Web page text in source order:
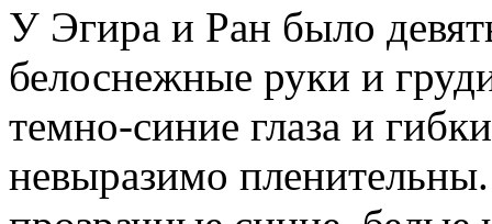
У Эгира и Ран было
белоснежные руки и
темно-синие глаза и
невыразимо